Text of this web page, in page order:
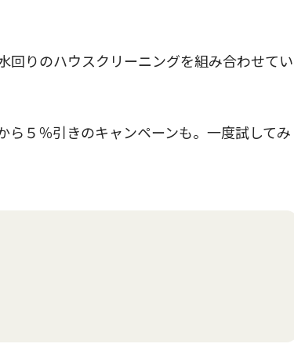
りのハウスクリーニングを組み合わせてい
５％引きのキャンペーンも。一度試してみ